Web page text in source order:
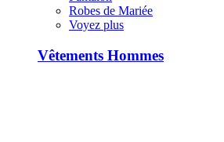
Robes de Mariée
Voyez plus
Vêtements Hommes